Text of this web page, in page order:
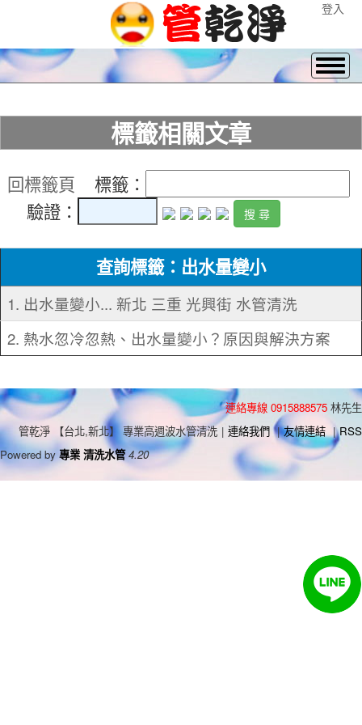
登入
標籤相關文章
回標籤頁 標籤：
驗證：
查詢標籤：出水量變小
1. 出水量變小... 新北 三重 光興街 水管清洗
2. 熱水忽冷忽熱、出水量變小？原因與解決方案
連絡專線 0915888575 林先生
管乾淨 【台北,新北】 專業高週波水管清洗 | 連絡我們 | 友情連結 | RSS
Powered by 專業 清洗水管 4.20